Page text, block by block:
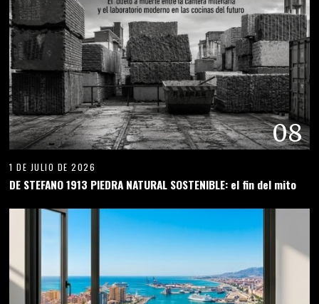
08
1 DE JULIO DE 2026
DE STEFANO 1913 PIEDRA NATURAL SOSTENIBLE: el fin del mito